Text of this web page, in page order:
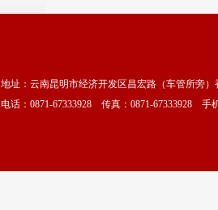
地址：云南昆明市经济开发区昌宏路（车管所旁
电话：0871-67333928 传真：0871-67333928 手